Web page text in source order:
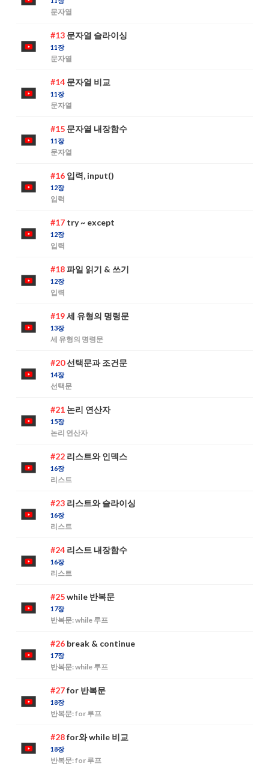
문자열
#13 문자열 슬라이싱
11장
문자열
#14 문자열 비교
11장
문자열
#15 문자열 내장함수
11장
문자열
#16 입력, input()
12장
입력
#17 try ~ except
12장
입력
#18파일 읽기 & 쓰기
12장
입력
#19세 유형의 명령문
13장
세 유형의 명령문
#20선택문과 조건문
14장
선택문
#21 논리 연산자
15장
논리 연산자
#22 리스트와 인덱스
16장
리스트
#23 리스트와 슬라이싱
16장
리스트
#24 리스트 내장함수
16장
리스트
#25while 반복문
17장
반복문: while 루프
#26 break & continue
17장
반복문: while 루프
#27for 반복문
18장
반복문: for 루프
#28for와 while 비교
18장
반복문: for 루프